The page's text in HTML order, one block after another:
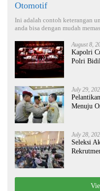
Otomotif
Ini adalah contoh keterangan
anda bisa dengan mudah
August 8,
Kapolri
Polri
July 29,
Menuju
July 28,
Seleksi